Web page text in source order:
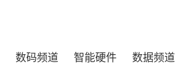
数码频道 智能硬件 数据频道